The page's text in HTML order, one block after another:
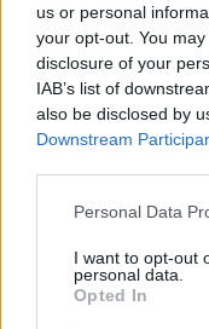
us or personal
your opt-out. You
disclosure of your
IAB’s list of
also be disclosed by
Downstream
Personal Data
I want to opt-out
personal data.
Opted In
Stoiximan: «Πού ήσουν;»